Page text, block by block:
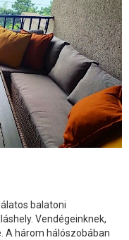
balatoni
Vendégeinknek,
A három hálószobában